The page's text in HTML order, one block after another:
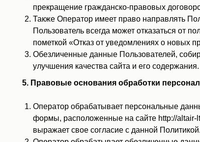
прекращение гражданско-правовых
Также Оператор имеет право направлять
Пользователь всегда может отказаться от
пометкой «Отказ от уведомлениях о новых
Обезличенные данные Пользователей,
улучшения качества сайта и его содержания.
5. Правовые основания обработки
Оператор обрабатывает персональные
формы, расположенные на сайте http://altair-
выражает свое согласие с данной Политикой.